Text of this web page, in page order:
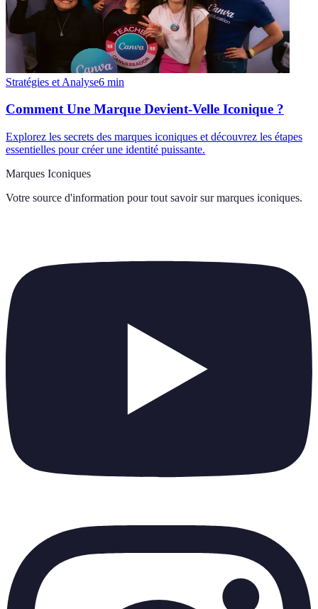
Stratégies et Analyse6 min
Comment Une Marque Devient-Velle Iconique ?
Explorez les secrets des marques iconiques et découvrez les étapes
essentielles pour créer une identité puissante.
Marques Iconiques
Votre source d'information pour tout savoir sur marques iconiques.